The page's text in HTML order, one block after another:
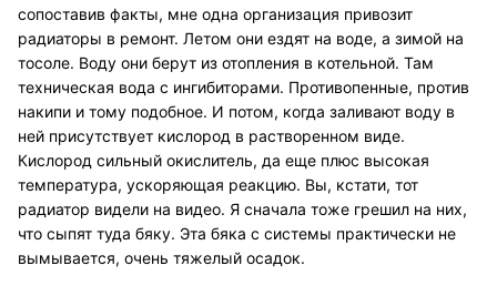
сопоставив факты, мне одна организация привозит
радиаторы в ремонт. Летом они ездят на воде, а зимой на
тосоле. Воду они берут из отопления в котельной. Там
техническая вода с ингибиторами. Противопенные, против
накипи и тому подобное. И потом, когда заливают воду в
ней присутствует кислород в растворенном виде.
Кислород сильный окислитель, да еще плюс высокая
температура, ускоряющая реакцию. Вы, кстати, тот
радиатор видели на видео. Я сначала тоже грешил на них,
что сыпят туда бяку. Эта бяка с системы практически не
вымывается, очень тяжелый осадок.